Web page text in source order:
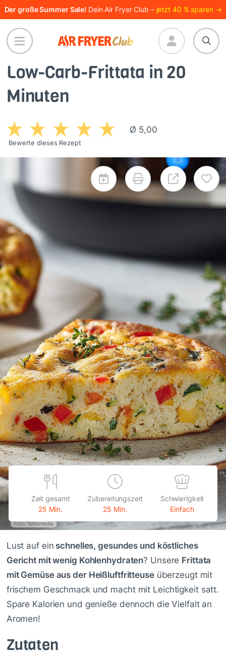
Direkt
zum
Inhalt
Der große Summer Sale! Dein Air Fryer Club – jetzt 40 % sparen →
Low-Carb-Frittata in 20
Minuten
Ø 5,00
Bewerte dieses Rezept
Foto: falkemedia
Zeit gesamt
25 Min.
Zubereitungszeit
25 Min.
Schwierigkeit
Einfach
Lust auf ein schnelles, gesundes und köstliches
Gericht mit wenig Kohlenhydraten? Unsere Frittata
mit Gemüse aus der Heißluftfritteuseüberzeugt mit
frischem Geschmack und macht mit Leichtigkeit satt.
Spare Kalorien und genieße dennoch die Vielfalt an
Aromen!
Zutaten